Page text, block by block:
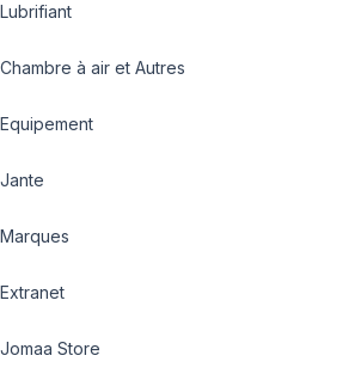
Lubrifiant
Chambre à air et Autres
Equipement
Jante
Marques
Extranet
Jomaa Store